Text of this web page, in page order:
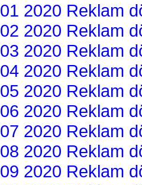
01 2020 Reklam
02 2020 Reklam
03 2020 Reklam
04 2020 Reklam
05 2020 Reklam
06 2020 Reklam
07 2020 Reklam
08 2020 Reklam
09 2020 Reklam